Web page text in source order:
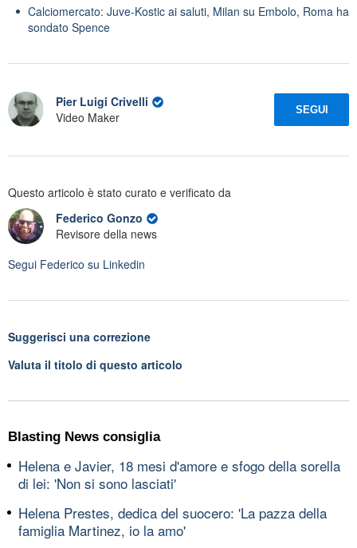
Calciomercato: Juve-Kostic ai saluti, Milan su Embolo, Roma ha
sondato Spence
Pier Luigi Crivelli
Video Maker
SEGUI
Questo articolo è stato curato e verificato da
Federico Gonzo
Revisore della news
Segui Federico su Linkedin
Suggerisci una correzione
Valuta il titolo di questo articolo
Blasting News consiglia
Helena e Javier, 18 mesi d'amore e sfogo della sorella
di lei: 'Non si sono lasciati'
Helena Prestes, dedica del suocero: 'La pazza della
famiglia Martinez, io la amo'